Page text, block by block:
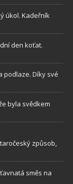
úkol. Kadeřník
den koťat.
podlaze. Díky své
byla svědkem
způsob,
směs na